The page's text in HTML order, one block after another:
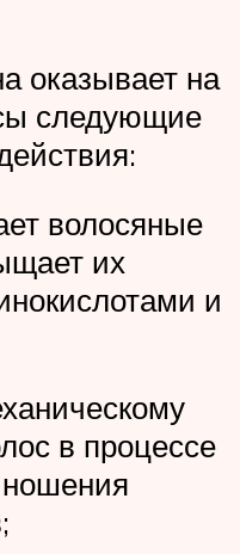
оказывает на
следующие
волосяные
их
и
в процессе